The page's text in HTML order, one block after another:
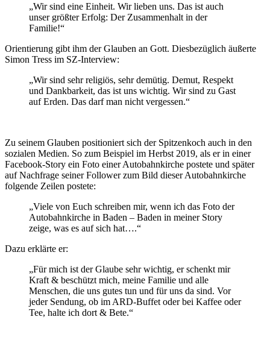
„Wir sind eine Einheit. Wir lieben uns. Das ist auch
unser größter Erfolg: Der Zusammenhalt in der
Familie!“
Orientierung gibt ihm der Glauben an Gott. Diesbezüglich äußerte
Simon Tress im SZ-Interview:
„Wir sind sehr religiös, sehr demütig. Demut, Respekt
und Dankbarkeit, das ist uns wichtig. Wir sind zu Gast
auf Erden. Das darf man nicht vergessen.“
Zu seinem Glauben positioniert sich der Spitzenkoch auch in den
sozialen Medien. So zum Beispiel im Herbst 2019, als er in einer
Facebook-Story ein Foto einer Autobahnkirche postete und später
auf Nachfrage seiner Follower zum Bild dieser Autobahnkirche
folgende Zeilen postete:
„Viele von Euch schreiben mir, wenn ich das Foto der
Autobahnkirche in Baden – Baden in meiner Story
zeige, was es auf sich hat….“
Dazu erklärte er:
„Für mich ist der Glaube sehr wichtig, er schenkt mir
Kraft & beschützt mich, meine Familie und alle
Menschen, die uns gutes tun und für uns da sind. Vor
jeder Sendung, ob im ARD-Buffet oder bei Kaffee oder
Tee, halte ich dort & Bete.“